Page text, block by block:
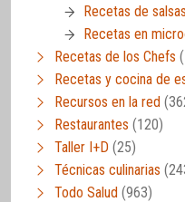
Recetas de salsas
Recetas en
Recetas de los Chefs
Recetas y cocina de
Recursos en la red
Restaurantes (120)
Taller I+D (25)
Técnicas culinarias
Todo Salud (963)